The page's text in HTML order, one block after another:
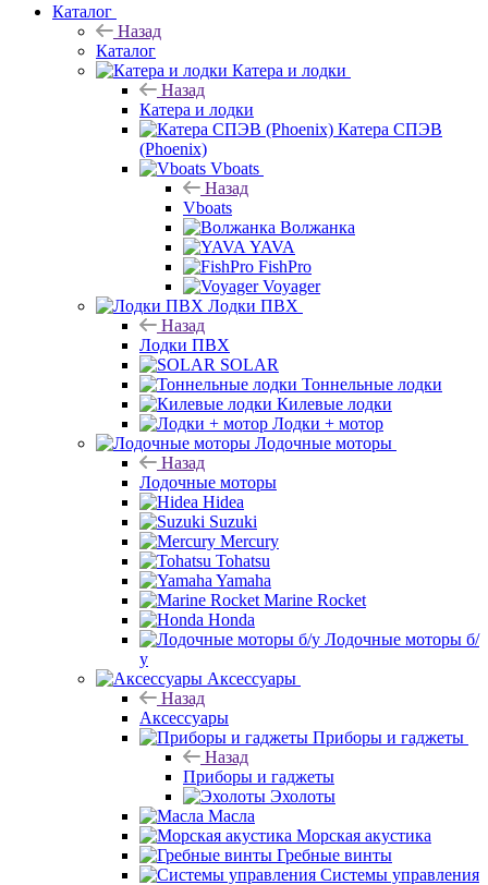
Каталог
Назад
Каталог
Катера и лодки
Назад
Катера и лодки
Катера СПЭВ
(Phoenix)
Vboats
Назад
Vboats
Волжанка
YAVA
FishPro
Voyager
Лодки ПВХ
Назад
Лодки ПВХ
SOLAR
Тоннельные лодки
Килевые лодки
Лодки + мотор
Лодочные моторы
Назад
Лодочные моторы
Hidea
Suzuki
Mercury
Tohatsu
Yamaha
Marine Rocket
Honda
Лодочные моторы б/
у
Аксессуары
Назад
Аксессуары
Приборы и гаджеты
Назад
Приборы и гаджеты
Эхолоты
Масла
Морская акустика
Гребные винты
Системы управления